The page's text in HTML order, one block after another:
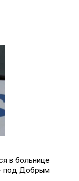
в больнице
под Добрым